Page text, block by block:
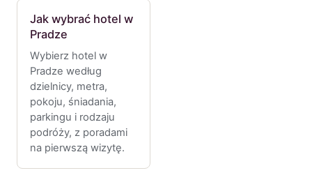
Jak wybrać hotel w
Pradze
Wybierz hotel w
Pradze według
dzielnicy, metra,
pokoju, śniadania,
parkingu i rodzaju
podróży, z poradami
na pierwszą wizytę.